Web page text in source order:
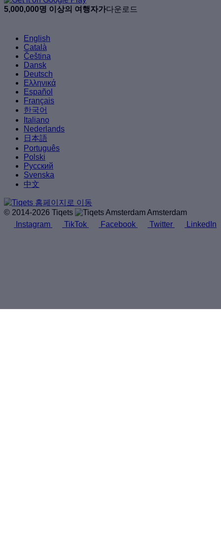
5,000,000명 이상의 여행자가다운로드
English
Català
Čeština
Dansk
Deutsch
Ελληνικά
Español
Français
한국어
Italiano
Nederlands
日本語
Português
Polski
Русский
Svenska
中文
© 2014-2026 Tiqets
Amsterdam
Instagram
TikTok Facebook Twitter LinkedIn